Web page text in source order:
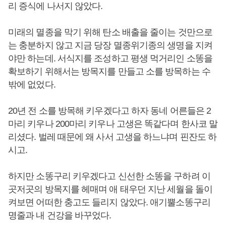
리 증식에 나서지 않았다.
미래의 멸종을 막기 위해 탄소 배출을 줄이는 것만으로
는 충분하지 않고 지금 당장 멸종위기종의 생명을 지켜
야만 하는데. 서식지를 조성하고 평생 먹거리인 소똥을
확보하기 위해서는 방목지를 만들고 소를 방목하는 수
밖에 없었다.
20년 전 소를 방목해 키우겠다고 하자 동네 어른들은 2
마리 키우나 200마리 키우나 고생은 똑같다며 한사코 말
리셨다. 벌레 때문에 왜 사서 고생을 하느냐며 핀잔도 하
시고.
하지만 소똥구리 키우겠다고 신선한 소똥을 구하려 이
곳저곳의 방목지를 헤매며 애 태우던 지난 세월을 돌이
켜보면 어떠한 충고도 들리지 않았다. 애기뿔소똥구리
명줄과 내 건강을 바꾸었다.